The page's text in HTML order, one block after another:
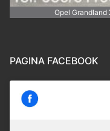
Opel Grandland
PAGINA FACEBOOK